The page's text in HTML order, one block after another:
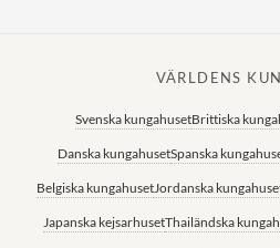
VÄRLDENS
Svenska kungahusetBrittiska
Danska kungahusetSpanska
Belgiska kungahusetJordanska
Japanska kejsarhusetThailändska